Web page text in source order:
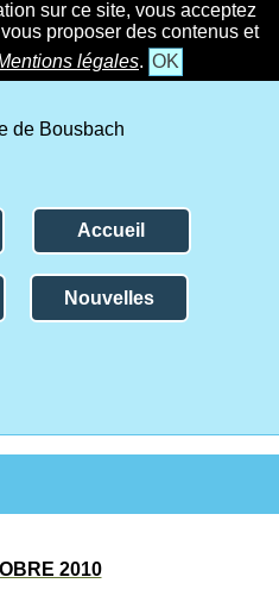
sur ce site, vous acceptez
proposer des contenus et
légales. OK
Accueil
Nouvelles
2010